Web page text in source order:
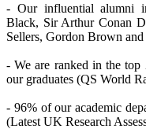
- Our influential alumni
Black, Sir Arthur Conan
Sellers, Gordon Brown
- We are ranked in the
our graduates (QS World
- 96% of our academic
(Latest UK Research